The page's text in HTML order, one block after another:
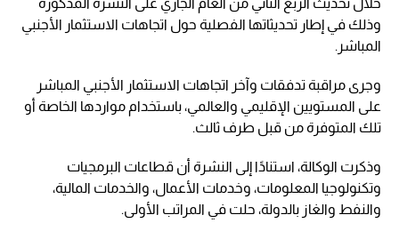
خلال تحديث الربع الثاني من العام الجاري على النشرة المذكورة
وذلك في إطار تحديثاتها الفصلية حول اتجاهات الاستثمار الأجنبي
المباشر.
وجرى مراقبة تدفقات وآخر اتجاهات الاستثمار الأجنبي المباشر
على المستويين الإقليمي والعالمي، باستخدام مواردها الخاصة أو
تلك المتوفرة من قبل طرف ثالث.
وذكرت الوكالة، استنادًا إلى النشرة أن قطاعات البرمجيات
وتكنولوجيا المعلومات، وخدمات الأعمال، والخدمات المالية،
والنفط والغاز بالدولة، حلت في المراتب الأولى.